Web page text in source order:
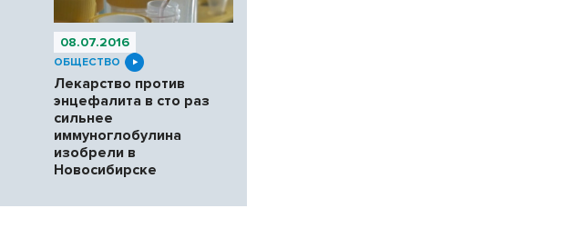
08.07.2016
ОБЩЕСТВО
Лекарство против
энцефалита в сто раз
сильнее
иммуноглобулина
изобрели в
Новосибирске